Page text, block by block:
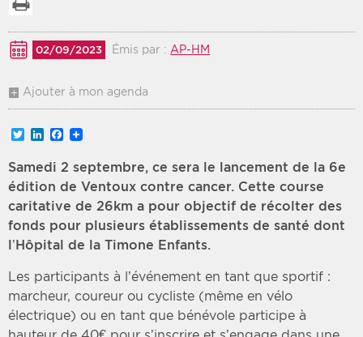
02/09/2023 Émis par : AP-HM
Ajouter à mon agenda
TwitterLinkedInFacebook
Samedi 2 septembre, ce sera le lancement de la 6e
édition de Ventoux contre cancer. Cette course
caritative de 26km a pour objectif de récolter des
fonds pour plusieurs établissements de santé dont
l’Hôpital de la Timone Enfants.
Les participants à l’événement en tant que sportif :
marcheur, coureur ou cycliste (même en vélo
électrique) ou en tant que bénévole participe à